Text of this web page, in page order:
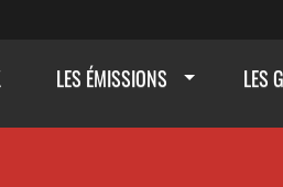
LES ÉMISSIONS LES